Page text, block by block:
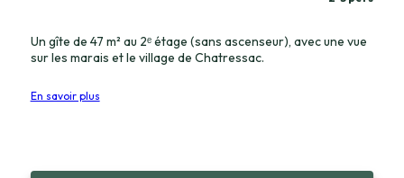
Un gîte de 47 m² au 2ᵉ étage (sans ascenseur), avec une vue
sur les marais et le village de Chatressac.
En savoir plus